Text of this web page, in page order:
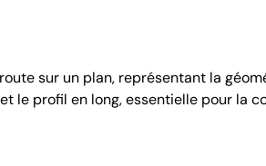
sur un plan, représentant la
le profil en long, essentielle pour la